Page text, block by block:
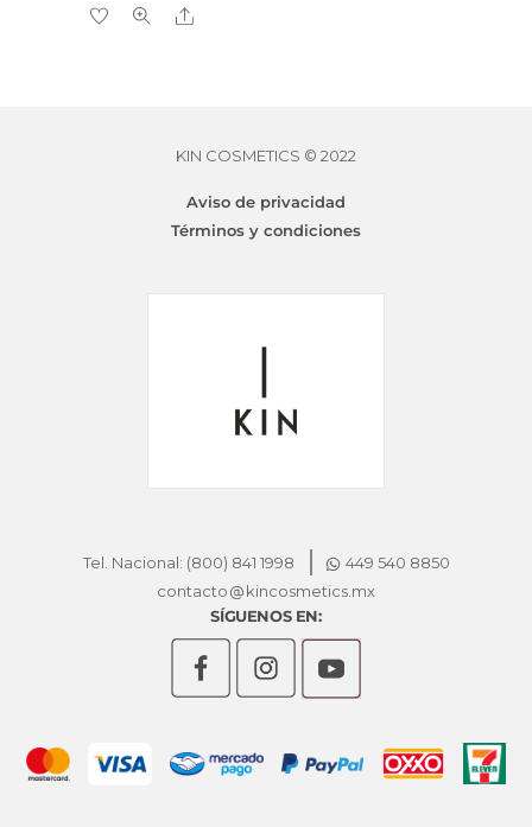
Share
N°7 CONTROL SOFTENING 2-IN-1 MASK
KIN COSMETICS © 2022
Aviso de privacidad
Términos y condiciones
Tel. Nacional: (800) 841 1998
449 540 8850
contacto
kincosmetics.mx
SÍGUENOS EN: